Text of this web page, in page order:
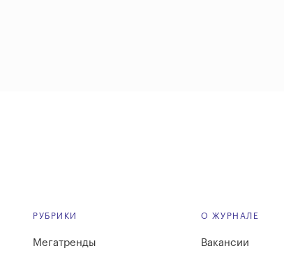
РУБРИКИ
Мегатренды
О ЖУРНАЛЕ
Вакансии